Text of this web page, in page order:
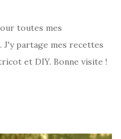
toutes mes
J'y partage mes recettes
et DIY. Bonne visite !